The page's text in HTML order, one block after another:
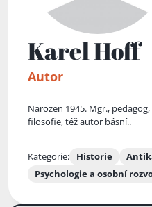
Karel Hoff
Autor
Narozen 1945. Mgr.,
filosofie, též autor básní..
Kategorie: Historie
Psychologie a osobní